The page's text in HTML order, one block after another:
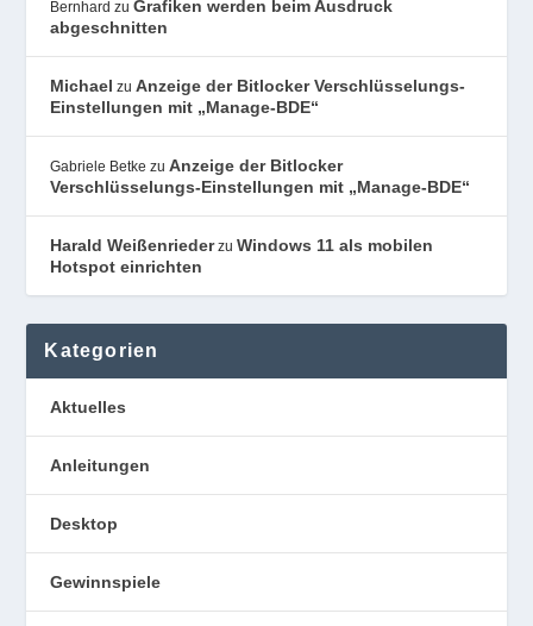
Bernhard zuGrafiken werden beim Ausdruck
abgeschnitten
Michael zuAnzeige der Bitlocker Verschlüsselungs-
Einstellungen mit „Manage-BDE“
Gabriele Betke zuAnzeige der Bitlocker
Verschlüsselungs-Einstellungen mit „Manage-BDE“
Harald WeißenriederzuWindows 11 als mobilen
Hotspot einrichten
Kategorien
Aktuelles
Anleitungen
Desktop
Gewinnspiele